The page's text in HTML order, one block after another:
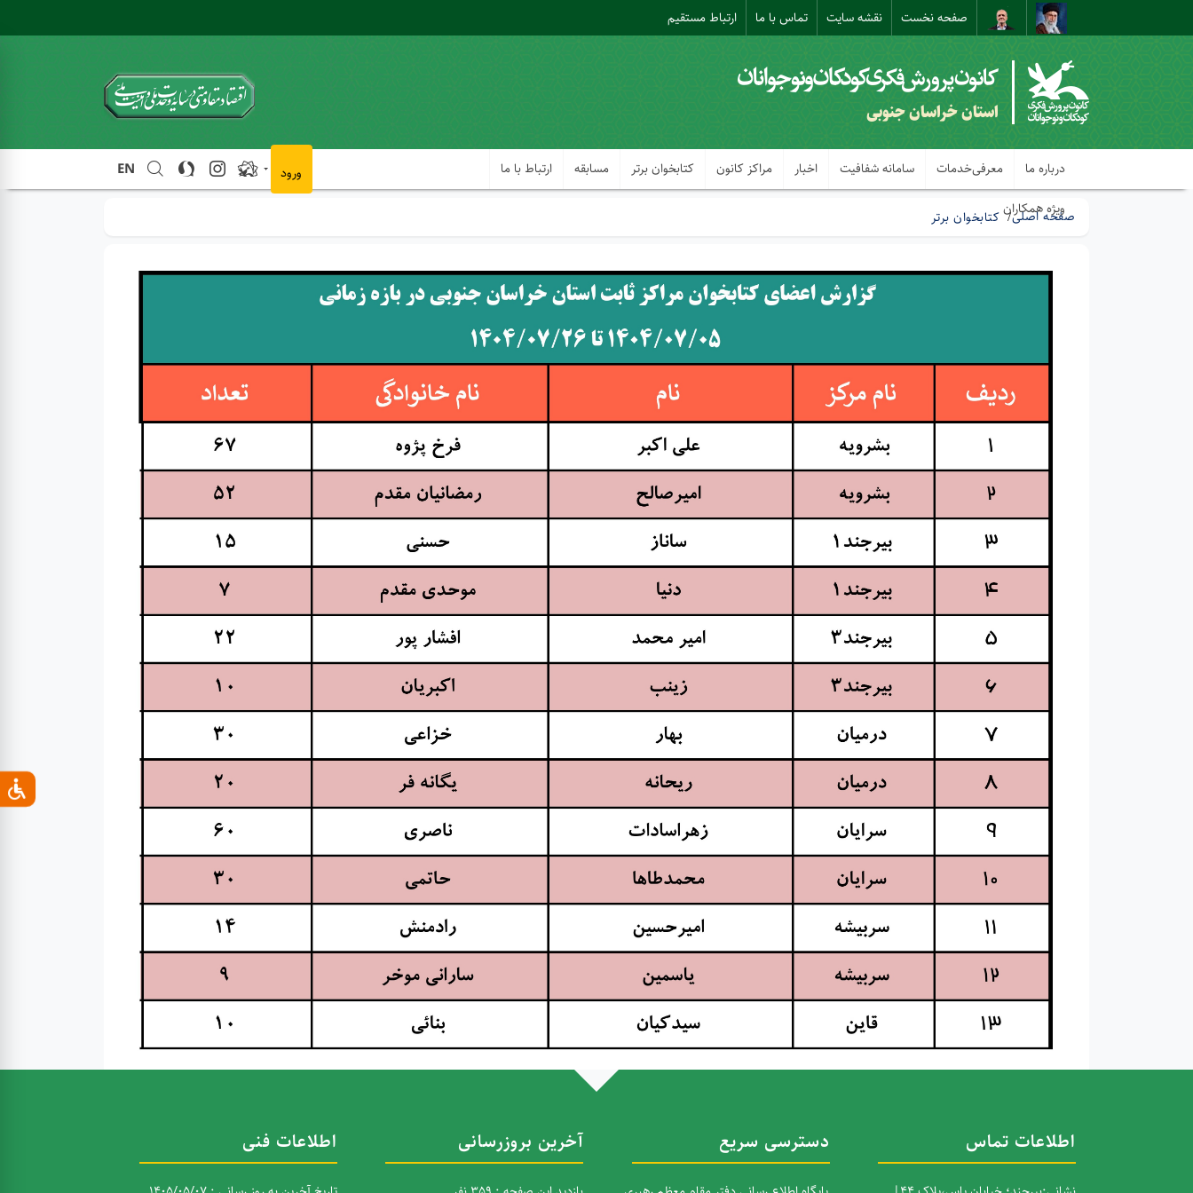
صفحه نخست نقشه سایت تماس با ما ارتباط مستقیم
استان خراسان جنوبی
درباره ما معرفی‌خدمات سامانه شفافیت اخبار مراکز کانون کتابخوان برتر مسابقه ارتباط با ما
ویژه همکاران
EN ورود
صفحه اصلی کتابخوان برتر
اطلاعات تماس دسترسی سریع آخرین بروزرسانی اطلاعات فنی